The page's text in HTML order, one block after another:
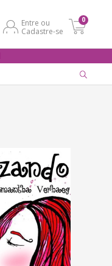
Entre ou
Cadastre-se
0